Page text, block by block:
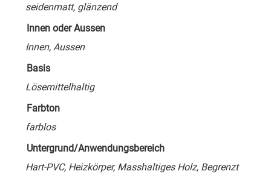
seidenmatt, glänzend
Innen oder Aussen
Innen, Aussen
Basis
Lösemittelhaltig
Farbton
farblos
Untergrund/Anwendungsbereich
Hart-PVC, Heizkörper, Masshaltiges Holz, Begrenzt